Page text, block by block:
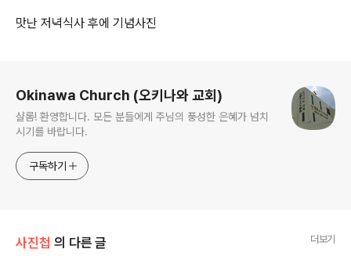
맛난 저녁식사 후에 기념사진
Okinawa Church (오키나와 교회)
샬롬! 환영합니다. 모든 분들에게 주님의 풍성한 은혜가 넘치
시기를 바랍니다.
구독하기
사진첩 의 다른 글 더보기